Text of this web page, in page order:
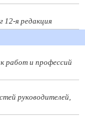
12-я редакция
работ и профессий
руководителей,